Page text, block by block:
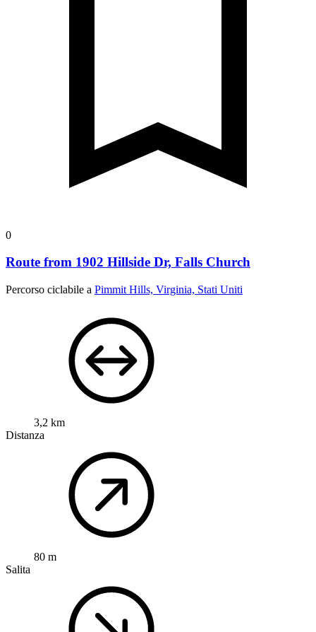
0
Route from 1902 Hillside Dr, Falls Church
Percorso ciclabile a Pimmit Hills, Virginia, Stati Uniti
3,2 km
Distanza
80 m
Salita